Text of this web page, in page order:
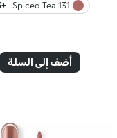
131 Spiced Tea
+3
أضف إلى السلة